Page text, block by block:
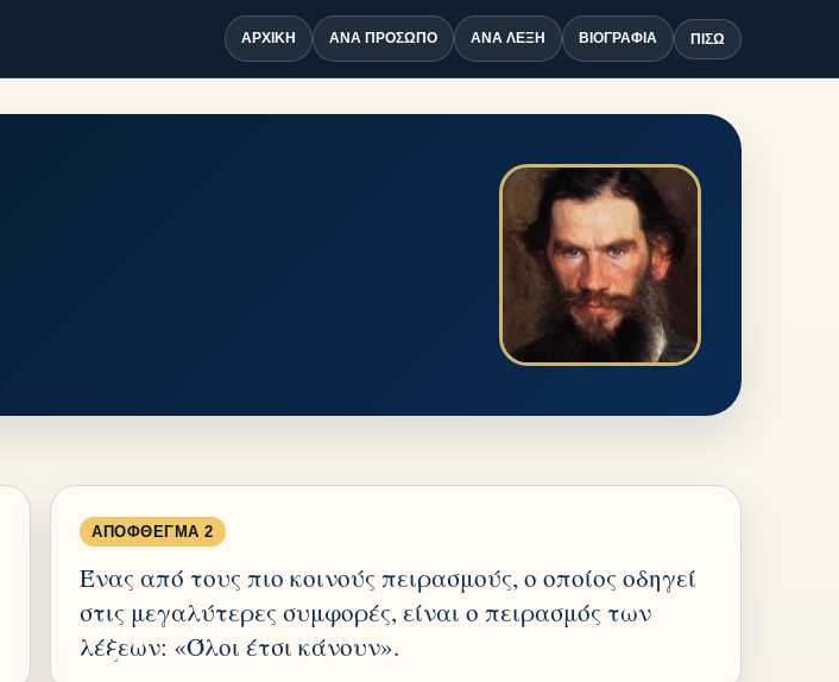
ΑΡΧΙΚΉ ΑΝΆ ΠΡΌΣΩΠΟ ΑΝΆ ΛΈΞΗ ΒΙΟΓΡΑΦΊΑ ΠΊΣΩ
ΑΠΌΦΘΕΓΜΑ 2
Ένας από τους πιο κοινούς πειρασμούς, ο οποίος οδηγεί
στις μεγαλύτερες συμφορές, είναι ο πειρασμός των
λέξεων: «Όλοι έτσι κάνουν».